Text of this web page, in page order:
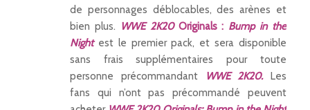
de personnages déblocables, des arènes et
bien plus. WWE 2K20Originals : Bump in the
Nightest le premier pack, et sera disponible
sans frais supplémentaires pour toute
personne précommandant
WWE 2K20.Les
fans qui n’ont pas précommandé peuvent